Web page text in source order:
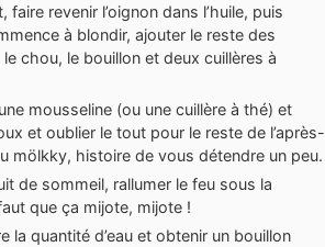
revenir l’oignon dans l’huile, puis
à blondir, ajouter le reste des
chou, le bouillon et deux cuillères à
mousseline (ou une cuillère à thé) et
et oublier le tout pour le reste de l’après-
mölkky, histoire de vous détendre un peu.
de sommeil, rallumer le feu sous la
que ça mijote, mijote !
la quantité d’eau et obtenir un bouillon